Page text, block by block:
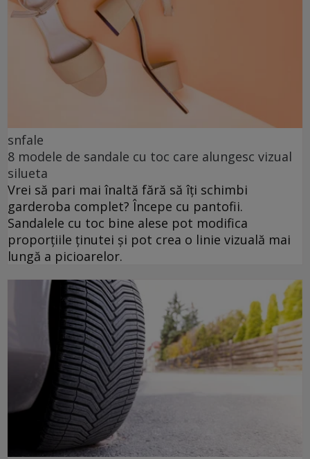
snfale
8 modele de sandale cu toc care alungesc vizual
silueta
Vrei să pari mai înaltă fără să îți schimbi
garderoba complet? Începe cu pantofii.
Sandalele cu toc bine alese pot modifica
proporțiile ținutei și pot crea o linie vizuală mai
lungă a picioarelor.